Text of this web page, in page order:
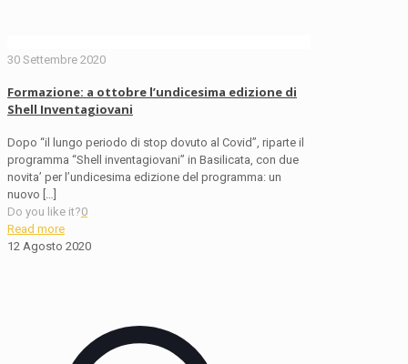
30 Settembre 2020
Formazione: a ottobre l’undicesima edizione di
Shell Inventagiovani
Dopo “il lungo periodo di stop dovuto al Covid”, riparte il
programma “Shell inventagiovani” in Basilicata, con due
novita’ per l’undicesima edizione del programma: un
nuovo […]
Do you like it?0
Read more
12 Agosto 2020